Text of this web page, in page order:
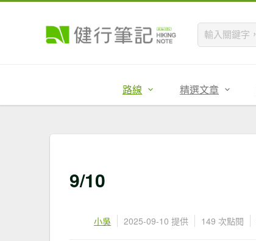
路線 精選文章
9/10
小吳 2025-09-10 提供 149 次點閱